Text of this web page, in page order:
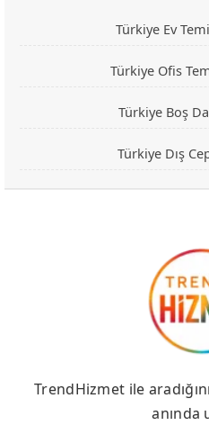
Türkiye Ev
Türkiye Ofis
Türkiye Boş
Türkiye Dış
TrendHizmet ile
anında